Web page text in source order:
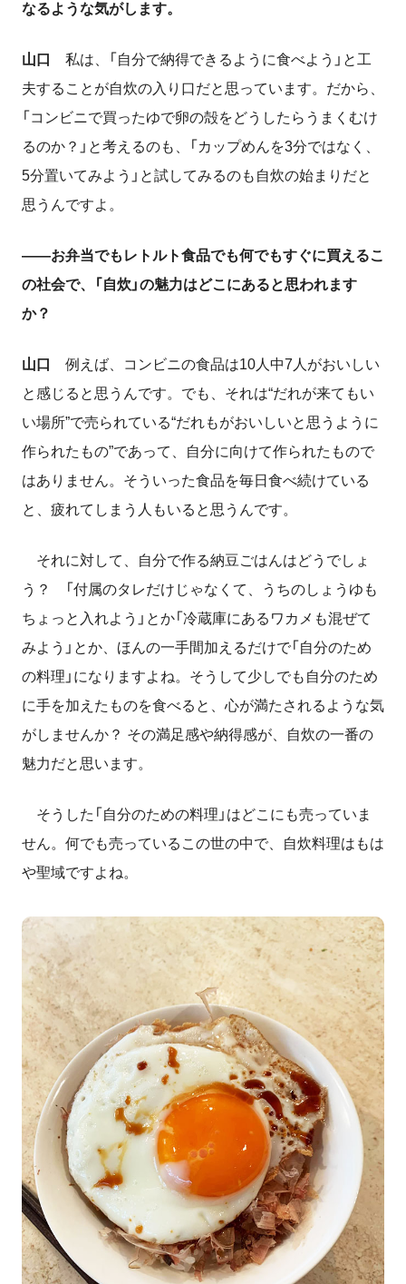
なるような気がします。
山口
私は、「自分で納得できるように食べよう」と工
夫することが自炊の入り口だと思っています。だから、
「コンビニで買ったゆで卵の殻をどうしたらうまくむけ
るのか？」と考えるのも、「カップめんを3分ではなく、
5分置いてみよう」と試してみるのも自炊の始まりだと
思うんですよ。
――お弁当でもレトルト食品でも何でもすぐに買えるこ
の社会で、「自炊」の魅力はどこにあると思われます
か？
山口 例えば、コンビニの食品は10人中7 人がおいしい
と感じると思うんです。でも、それは“だれが来てもい
い場所”で売られている“だれもがおいしいと思うように
作られたもの”であって、自分に向けて作られたもので
はありません。そういった食品を毎日食べ続けている
と、 疲れてしまう人もいると思うんです。
それに対して、自分で作る納豆ごはんはどうでしょ
う？ 「付属のタレだけじゃなくて、うちのしょうゆも
ちょっと入れよう」とか「冷蔵庫にあるワカメも混ぜて
みよう」とか、ほんの一手間加えるだけで「自分のため
の料理」になりますよね。そうして少しでも自分のため
に手を加えたものを食べると、心が満たされるような気
がしませんか？ その満足感や納得感が、自炊の一番の
魅力だと思います。
そうした「自分のための料理」はどこにも売っていま
せん。何でも売っているこの世の中で、自炊料理はもは
や聖域ですよね。